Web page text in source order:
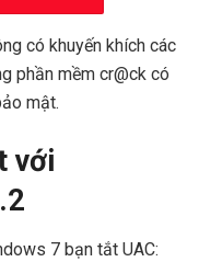
có khuyến khích các
phần mềm cr@ck có
mật.
với
7 bạn tắt UAC: